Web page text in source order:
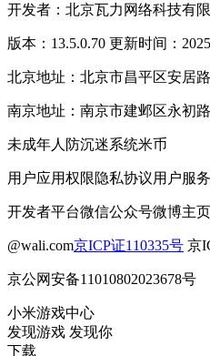
开发者：北京瓦力网络科技有
版本：13.5.0.70 更新时间：
北京地址：北京市昌平区安居
南京地址：南京市建邺区永初
未成年人防沉迷系统米币
用户应用权限隐私协议用户服
开发者平台微信公众号微博主页
@wali.com京ICP证110335号 京
京公网安备11010802023678号
小米游戏中心
发现游戏 发现你
下载